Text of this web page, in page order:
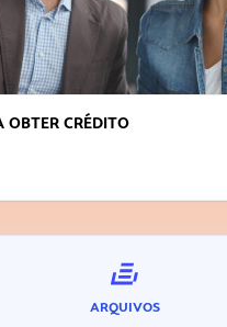
OBTER CRÉDITO
ARQUIVOS